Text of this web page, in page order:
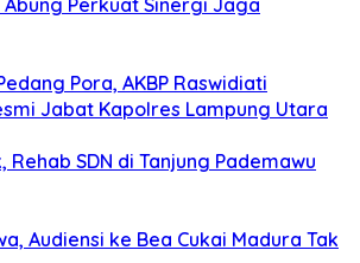
Abung Perkuat Sinergi Jaga
Pora, AKBP Raswidiati
Jabat Kapolres Lampung Utara
SDN di Tanjung Pademawu
Audiensi ke Bea Cukai Madura Tak